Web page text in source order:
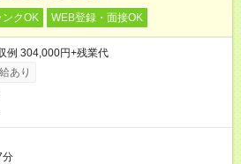
ンクOK WEB登録・面接OK
304,000円+残業代
あり
分